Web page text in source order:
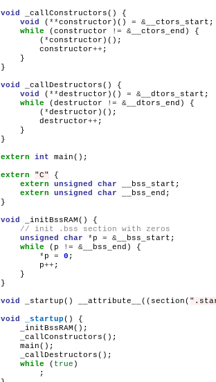
void _callConstructors()
void
( **constructor)() = &
while
(constructor != &__ctors_end)
( *
constructor++
}
}
void _callDestructors()
void
( **destructor)() = &
while
(destructor != &__dtors_end)
( *
destructor++
}
}
extern int main();
extern "C"
extern
unsigned char
extern
unsigned char
__bss_end;
}
void _initBssRAM()
// init .bss section with zeros
unsigned
char *p = &
while
(p != &__bss_end)
*p = 0
p++
}
}
void _startup() __attribute__((section(
void _startup()
while
( true
;